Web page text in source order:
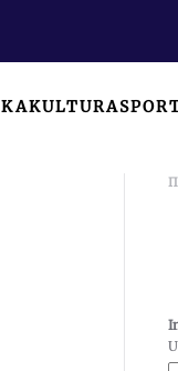
KULTURA